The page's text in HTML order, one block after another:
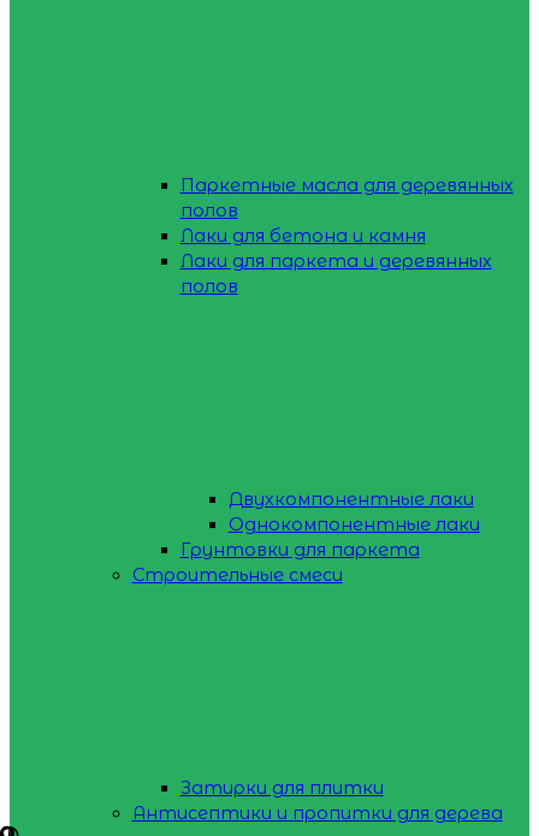
Паркетные масла для деревянных
полов
Лаки для бетона и камня
Лаки для паркета и деревянных
полов
Двухкомпонентные лаки
Однокомпонентные лаки
Грунтовки для паркета
Строительные смеси
Затирки для плитки
Антисептики и пропитки для дерева